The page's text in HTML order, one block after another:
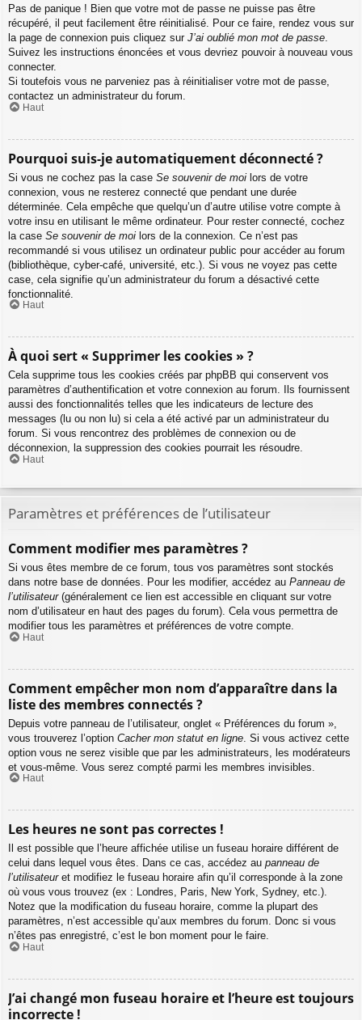
Pas de panique ! Bien que votre mot de passe ne puisse pas être
récupéré, il peut facilement être réinitialisé. Pour ce faire, rendez vous sur
la page de connexion puis cliquez sur J’ai oublié mon mot de passe.
Suivez les instructions énoncées et vous devriez pouvoir à nouveau vous
connecter.
Si toutefois vous ne parveniez pas à réinitialiser votre mot de passe,
contactez un administrateur du forum.
Haut
Pourquoi suis-je automatiquement déconnecté ?
Si vous ne cochez pas la case Se souvenir de moi lors de votre
connexion, vous ne resterez connecté que pendant une durée
déterminée. Cela empêche que quelqu’un d’autre utilise votre compte à
votre insu en utilisant le même ordinateur. Pour rester connecté, cochez
la case Se souvenir de moi lors de la connexion. Ce n’est pas
recommandé si vous utilisez un ordinateur public pour accéder au forum
(bibliothèque, cyber-café, université, etc.). Si vous ne voyez pas cette
case, cela signifie qu’un administrateur du forum a désactivé cette
fonctionnalité.
Haut
À quoi sert « Supprimer les cookies » ?
Cela supprime tous les cookies créés par phpBB qui conservent vos
paramètres d’authentification et votre connexion au forum. Ils fournissent
aussi des fonctionnalités telles que les indicateurs de lecture des
messages (lu ou non lu) si cela a été activé par un administrateur du
forum. Si vous rencontrez des problèmes de connexion ou de
déconnexion, la suppression des cookies pourrait les résoudre.
Haut
Paramètres et préférences de l’utilisateur
Comment modifier mes paramètres ?
Si vous êtes membre de ce forum, tous vos paramètres sont stockés
dans notre base de données. Pour les modifier, accédez au Panneau de
l’utilisateur(généralement ce lien est accessible en cliquant sur votre
nom d’utilisateur en haut des pages du forum). Cela vous permettra de
modifier tous les paramètres et préférences de votre compte.
Haut
Comment empêcher mon nom d’apparaître dans la
liste des membres connectés ?
Depuis votre panneau de l’utilisateur, onglet « Préférences du forum »,
vous trouverez l’option Cacher mon statut en ligne . Si vous activez cette
option vous ne serez visible que par les administrateurs, les modérateurs
et vous-même. Vous serez compté parmi les membres invisibles.
Haut
Les heures ne sont pas correctes !
Il est possible que l’heure affichée utilise un fuseau horaire différent de
celui dans lequel vous êtes. Dans ce cas, accédez au panneau de
l’utilisateuret modifiez le fuseau horaire afin qu’il corresponde à la zone
où vous vous trouvez (ex : Londres, Paris, New York, Sydney, etc.).
Notez que la modification du fuseau horaire, comme la plupart des
paramètres, n’est accessible qu’aux membres du forum. Donc si vous
n’êtes pas enregistré, c’est le bon moment pour le faire.
Haut
J’ai changé mon fuseau horaire et l’heure est toujours
incorrecte !